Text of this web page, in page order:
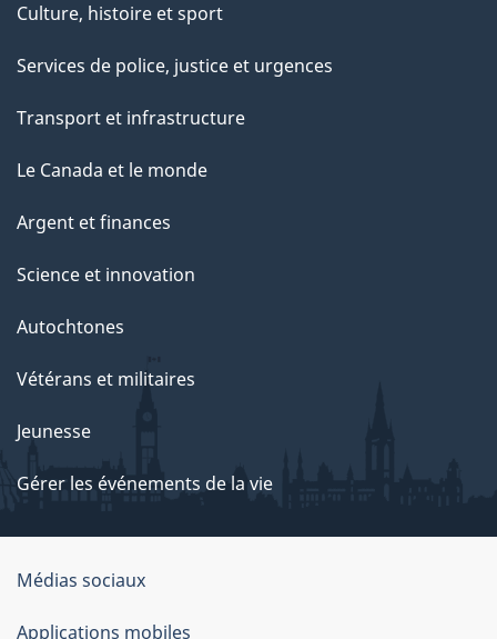
Culture, histoire et sport
Services de police, justice et urgences
Transport et infrastructure
Le Canada et le monde
Argent et finances
Science et innovation
Autochtones
Vétérans et militaires
Jeunesse
Gérer les événements de la vie
Organisation
du
Médias sociaux
Applications mobiles